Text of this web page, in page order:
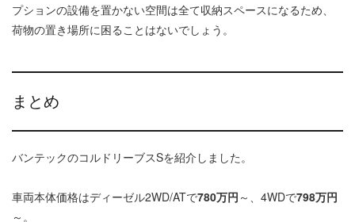
プションの設備を置かない空間は全て収納スペースになるため、
荷物の置き場所に困ることはないでしょう。
まとめ
バンテックのコルドリーブスSを紹介しました。
車両本体価格はディーゼル2WD/ATで780万円 ～、4WDで798万円
～。